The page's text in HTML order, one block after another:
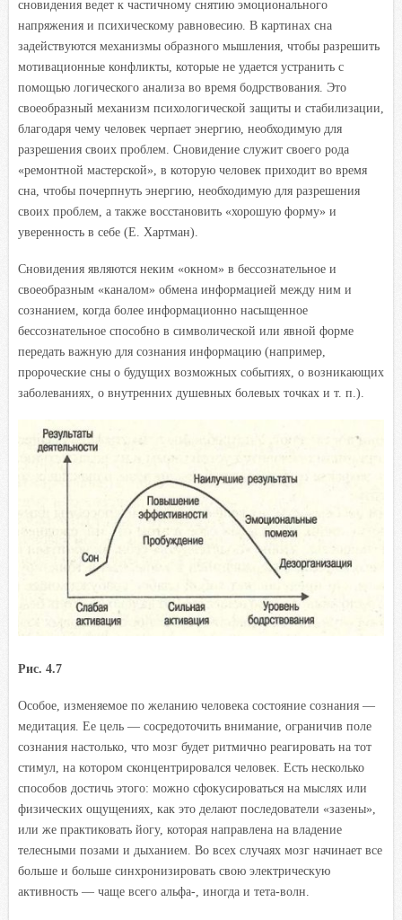
сновидения ведет к частичному снятию эмоционального
напряжения и психическому равновесию. В картинах сна
задействуются механизмы образного мышления, чтобы разрешить
мотивационные конфликты, которые не удается устранить с
помощью логического анализа во время бодрствования. Это
своеобразный механизм психологической защиты и стабилизации,
благодаря чему человек черпает энергию, необходимую для
разрешения своих проблем. Сновидение служит своего рода
«ремонтной мастерской», в которую человек приходит во время
сна, чтобы почерпнуть энергию, необходимую для разрешения
своих проблем, а также восстановить «хорошую форму» и
уверенность в себе (Е. Хартман).
Сновидения являются неким «окном» в бессознательное и
своеобразным «каналом» обмена информацией между ним и
сознанием, когда более информационно насыщенное
бессознательное способно в символической или явной форме
передать важную для сознания информацию (например,
пророческие сны о будущих возможных событиях, о возникающих
заболеваниях, о внутренних душевных болевых точках и т. п.).
Рис. 4.7
Особое, изменяемое по желанию человека состояние сознания —
медитация. Ее цель — сосредоточить внимание, ограничив поле
сознания настолько, что мозг будет ритмично реагировать на тот
стимул, на котором сконцентрировался человек. Есть несколько
способов достичь этого: можно сфокусироваться на мыслях или
физических ощущениях, как это делают последователи «зазены»,
или же практиковать йогу, которая направлена на владение
телесными позами и дыханием. Во всех случаях мозг начинает все
больше и больше синхронизировать свою электрическую
активность — чаще всего альфа-, иногда и тета-волн.